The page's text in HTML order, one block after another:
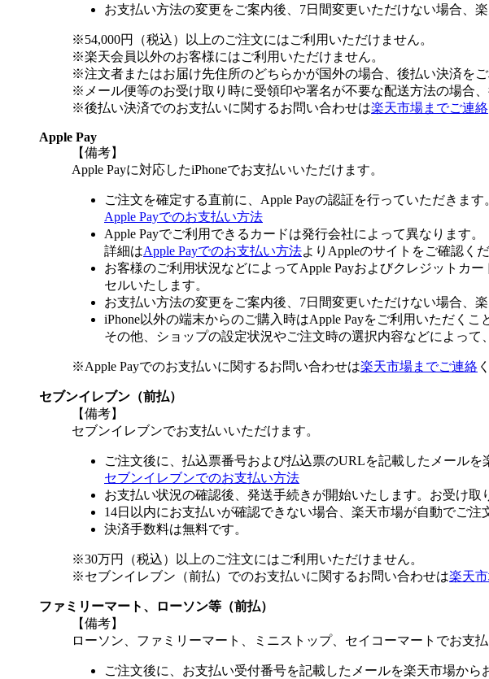
お支払い方法の変更をご案内後、7日間変更いただけない場合、
※54,000円（税込）以上のご注文にはご利用いただけません。
※楽天会員以外のお客様にはご利用いただけません。
※注文者またはお届け先住所のどちらかが国外の場合、後払い決済をご
※メール便等のお受け取り時に受領印や署名が不要な配送方法の場合
※後払い決済でのお支払いに関するお問い合わせは楽天市場までご連絡
Apple Pay
【備考】
Apple Payに対応したiPhoneでお支払いいただけます。
ご注文を確定する直前に、Apple Payの認証を行っていただきます
Apple Payでのお支払い方法
Apple Payでご利用できるカードは発行会社によって異なります。
詳細はApple Payでのお支払い方法よりAppleのサイトをご確認くだ
お客様のご利用状況などによってApple Payおよびクレジットカ
セルいたします。
お支払い方法の変更をご案内後、7日間変更いただけない場合、
iPhone以外の端末からのご購入時はApple Payをご利用いただくこ
その他、ショップの設定状況やご注文時の選択内容などによって
※Apple Payでのお支払いに関するお問い合わせは楽天市場までご連絡
セブンイレブン（前払）
【備考】
セブンイレブンでお支払いいただけます。
ご注文後に、払込票番号および払込票のURLを記載したメールを
セブンイレブンでのお支払い方法
お支払い状況の確認後、発送手続きが開始いたします。お受け
14日以内にお支払いが確認できない場合、楽天市場が自動でご注
決済手数料は無料です。
※30万円（税込）以上のご注文にはご利用いただけません。
※セブンイレブン（前払）でのお支払いに関するお問い合わせは楽天
ファミリーマート、ローソン等（前払）
【備考】
ローソン、ファミリーマート、ミニストップ、セイコーマートでお支払
ご注文後に、お支払い受付番号を記載したメールを楽天市場から